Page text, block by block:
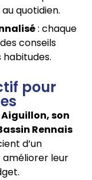
quotidien.
: chaque
conseils
pour
Aiguillon, son
Rennais
d’un
améliorer leur